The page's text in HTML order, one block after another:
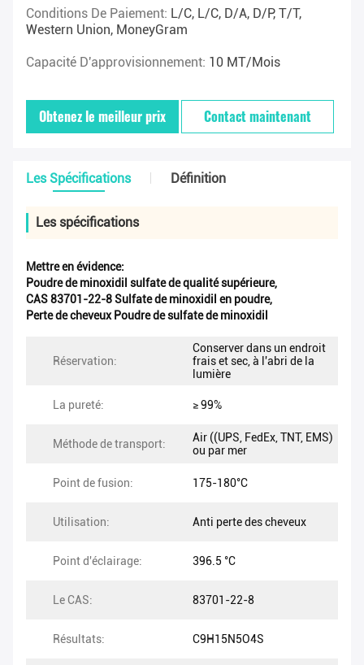
Conditions De Paiement: L/C, L/C, D/A, D/P, T/T,
Western Union, MoneyGram
Capacité D'approvisionnement: 10 MT/mois
Obtenez le meilleur prix Contact maintenant
Les Spécifications Définition
Les spécifications
Mettre en évidence:
Poudre de minoxidil sulfate de qualité supérieure,
CAS 83701-22-8 Sulfate de minoxidil en poudre,
Perte de cheveux Poudre de sulfate de minoxidil
Réservation:
Conserver dans un endroit
frais et sec, à l'abri de la
lumière
La pureté: ≥ 99%
Méthode de transport:
Air ((UPS, FedEx, TNT, EMS)
ou par mer
Point de fusion: 175-180°C
Utilisation: Anti perte des cheveux
Point d'éclairage: 396.5 °C
Le CAS: 83701-22-8
Résultats: C9H15N5O4S